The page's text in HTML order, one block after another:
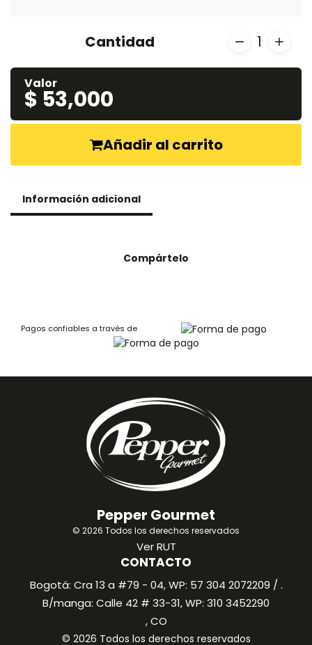
Cantidad 1
Valor
$ 53,000
Añadir al carrito
Información adicional
Compártelo
Pagos confiables a través de
Pepper Gourmet
© 2026 Todos los derechos reservados
Ver RUT
CONTACTO
Bogotá: Cra 13 a #79 - 04, WP: 57 304 2072209 / .
B/manga: Calle 42 # 33-31, WP: 310 3452290
, CO
© 2026 Todos los derechos reservados